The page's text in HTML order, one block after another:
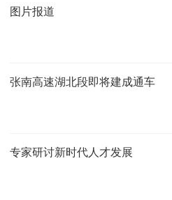
图片报道
张南高速湖北段即将建成通车
专家研讨新时代人才发展